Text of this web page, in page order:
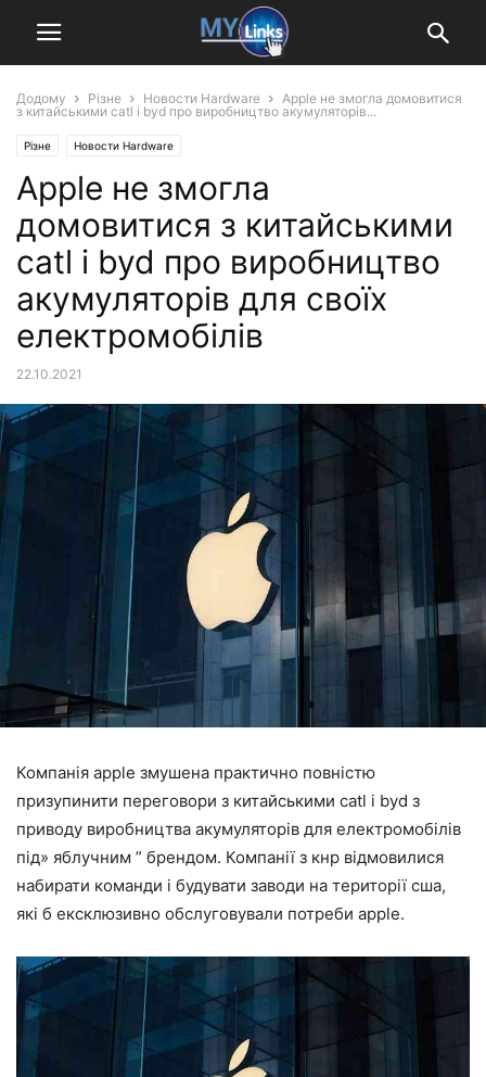
Додому Різне Новости Hardware
Apple не змогла домовитися
з китайськими catl і byd про виробництво акумуляторів...
Різне Новости Hardware
Apple не змогла
домовитися з китайськими
catl і byd про виробництво
акумуляторів для своїх
електромобілів
22.10.2021
Компанія apple змушена практично повністю
призупинити переговори з китайськими catl і byd з
приводу виробництва акумуляторів для електромобілів
під» яблучним ” брендом. Компанії з кнр відмовилися
набирати команди і будувати заводи на території сша,
які б ексклюзивно обслуговували потреби apple.